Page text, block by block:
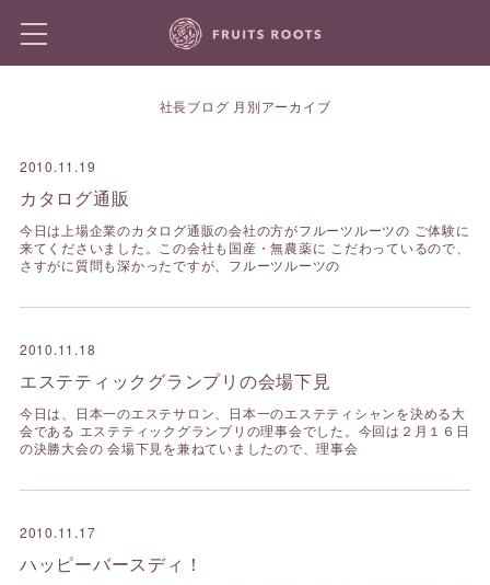
社長ブログ 月別アーカイブ
2010.11.19
カタログ通販
今日は上場企業のカタログ通販の会社の方がフルーツルーツの ご体験に
来てくださいました。この会社も国産・無農薬に こだわっているので、
さすがに質問も深かったですが、フルーツルーツの
2010.11.18
エステティックグランプリの会場下見
今日は、日本一のエステサロン、日本一のエステティシャンを決める大
会である エステティックグランプリの理事会でした。今回は２月１６日
の決勝大会の 会場下見を兼ねていましたので、理事会
2010.11.17
ハッピーバースディ！